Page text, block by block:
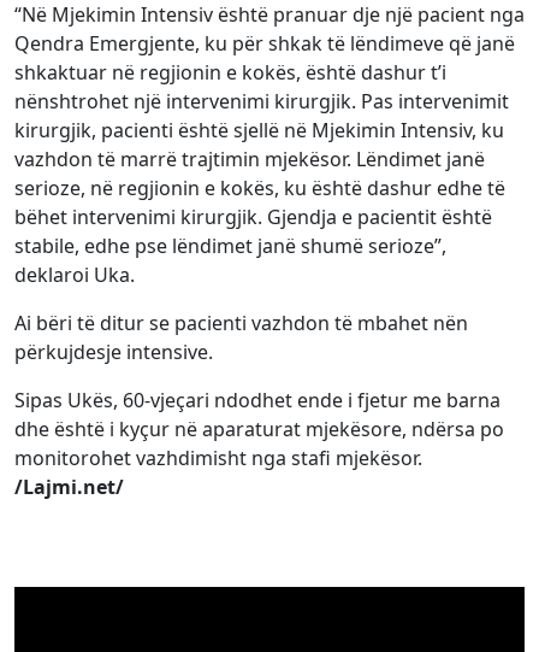
“Në Mjekimin Intensiv është pranuar dje një pacient nga
Qendra Emergjente, ku për shkak të lëndimeve që janë
shkaktuar në regjionin e kokës, është dashur t’i
nënshtrohet një intervenimi kirurgjik. Pas intervenimit
kirurgjik, pacienti është sjellë në Mjekimin Intensiv, ku
vazhdon të marrë trajtimin mjekësor. Lëndimet janë
serioze, në regjionin e kokës, ku është dashur edhe të
bëhet intervenimi kirurgjik. Gjendja e pacientit është
stabile, edhe pse lëndimet janë shumë serioze”,
deklaroi Uka.
Ai bëri të ditur se pacienti vazhdon të mbahet nën
përkujdesje intensive.
Sipas Ukës, 60-vjeçari ndodhet ende i fjetur me barna
dhe është i kyçur në aparaturat mjekësore, ndërsa po
monitorohet vazhdimisht nga stafi mjekësor.
/Lajmi.net/